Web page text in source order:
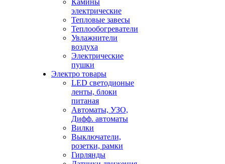
Камины
электрические
Тепловые завесы
Теплообогреватели
Увлажнители
воздуха
Электрические
пушки
Электро товары
LED светодионые
ленты, блоки
питаная
Автоматы, УЗО,
Дифф. автоматы
Вилки
Выключатели,
розетки, рамки
Гирлянды